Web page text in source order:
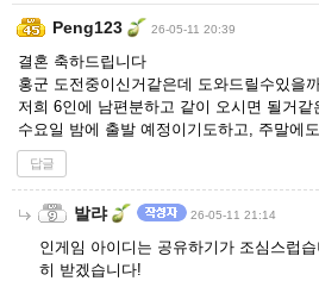
Peng123 26-05-11 20:39
결혼 축하드립니다
홍군 도전중이신거같은데 도와드릴수있을
저희 6인에 남편분하고 같이 오시면 될거같
수요일 밤에 출발 예정이기도하고, 주말에
답글
발랴 26-05-11 21:14
인게임 아이디는 공유하기가 조심스럽
히 받겠습니다!